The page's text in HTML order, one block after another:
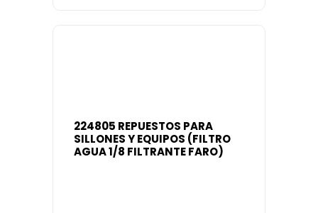
224805 REPUESTOS PARA
SILLONES Y EQUIPOS (FILTRO
AGUA 1/8 FILTRANTE FARO)